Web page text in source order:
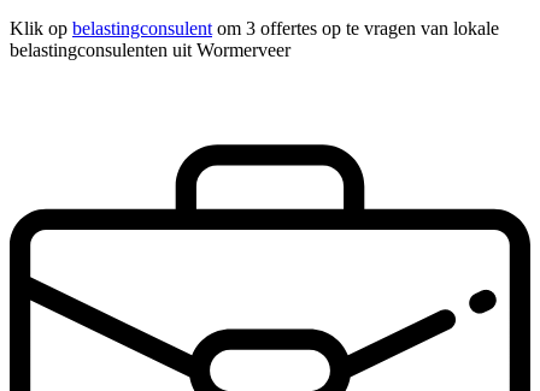
Klik op belastingconsulent om 3 offertes op te vragen van lokale
belastingconsulenten uit Wormerveer